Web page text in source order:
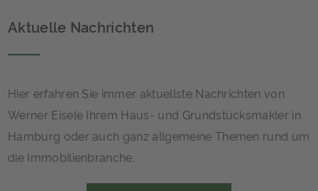
Aktuelle Nachrichten
Hier erfahren Sie immer aktuellste Nachrichten von
Werner Eisele Ihrem Haus- und Grundstücksmakler in
Hamburg oder auch ganz allgemeine Themen rund um
die Immobilienbranche.